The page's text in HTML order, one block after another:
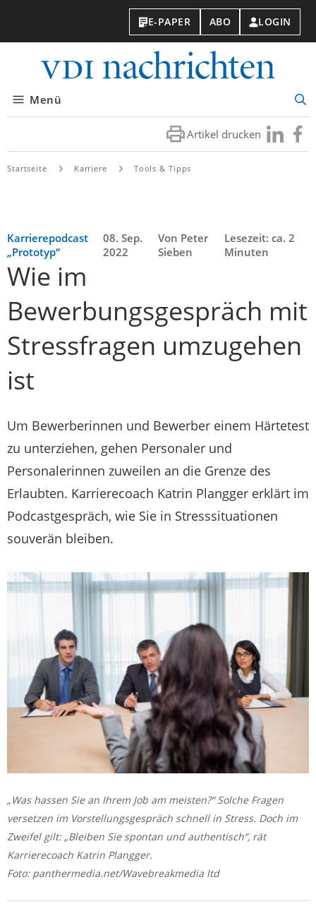
E-PAPER ABO LOGIN
Menü
Artikel drucken Besuchen
Sie
Sie
Startseite Karriere Tools & Tipps
Karrierepodcast
„Prototyp“
08. Sep.
2022
Von Peter
Sieben
Lesezeit: ca. 2
Minuten
Wie im
Bewerbungsgespräch mit
Stressfragen umzugehen
ist
Um Bewerberinnen und Bewerber einem Härtetest
zu unterziehen, gehen Personaler und
Personalerinnen zuweilen an die Grenze des
Erlaubten. Karrierecoach Katrin Plangger erklärt im
Podcastgespräch, wie Sie in Stresssituationen
souverän bleiben.
„Was hassen Sie an Ihrem Job am meisten?“ Solche Fragen
versetzen im Vorstellungsgespräch schnell in Stress. Doch im
Zweifel gilt: „Bleiben Sie spontan und authentisch“, rät
Karrierecoach Katrin Plangger.
Foto: panthermedia.net/Wavebreakmedia ltd